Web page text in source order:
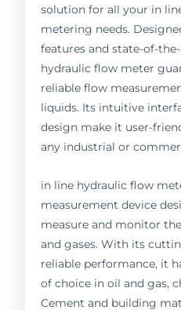
solution for all your in
metering needs.
features and state-of-
hydraulic flow meter
reliable flow
liquids. Its intuitive
design make it user-
any industrial or
in line hydraulic flow
measurement device
measure and monitor
and gases. With its
reliable performance, it
of choice in oil and gas,
Cement and building